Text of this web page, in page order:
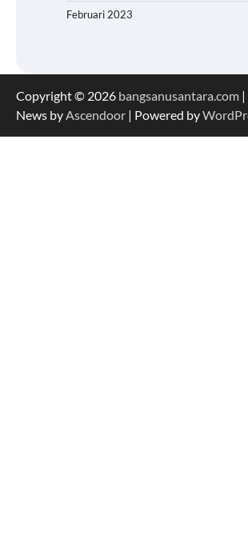
Februari 2023
Copyright © 2026 bangsanusantara.com |
News byAscendoor | Powered by